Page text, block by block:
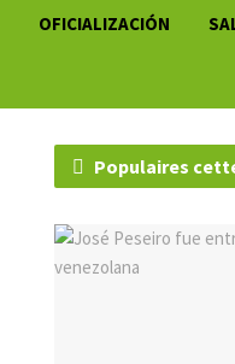
OFICIALIZACIÓN
Populaires